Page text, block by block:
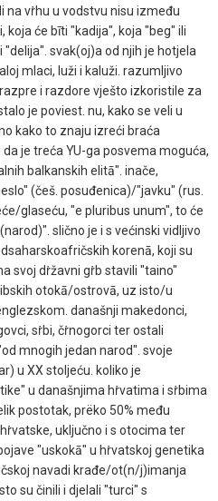
na vṙhu u vodstvu nisu između
će bīti "kadija", koja "beg" ili
svak(oj)a od njih je hotjela
mlaci, luži i kaluži. razumljivo
i razdore vješto izkoristile za
je poviest. nu, kako se veli u
kako to znaju izreći braća
je treća YU-ga posvema moguća,
balkanskih elitā". inače,
(češ. posuđenica)/"javku" (rus.
glaseću, "e pluribus unum", to će
slično je i s većinski vidljivo
korenā, koji su
svoj dṙžavni gṙb stavili "taino"
otokā/ostrovā, uz isto/u
današnji makedonci,
sṙbi, čṙnogorci ter ostali
mnogih jedan narod". svoje
u XX stoljeću. koliko je
u današnjima hṙvatima i sṙbima
postotak, prëko 50% među
uključno i s otocima ter
"uskokā" u hṙvatskoj genetika
navadi krađe/ot(n/j)imanja
su činili i djelali "turci" s